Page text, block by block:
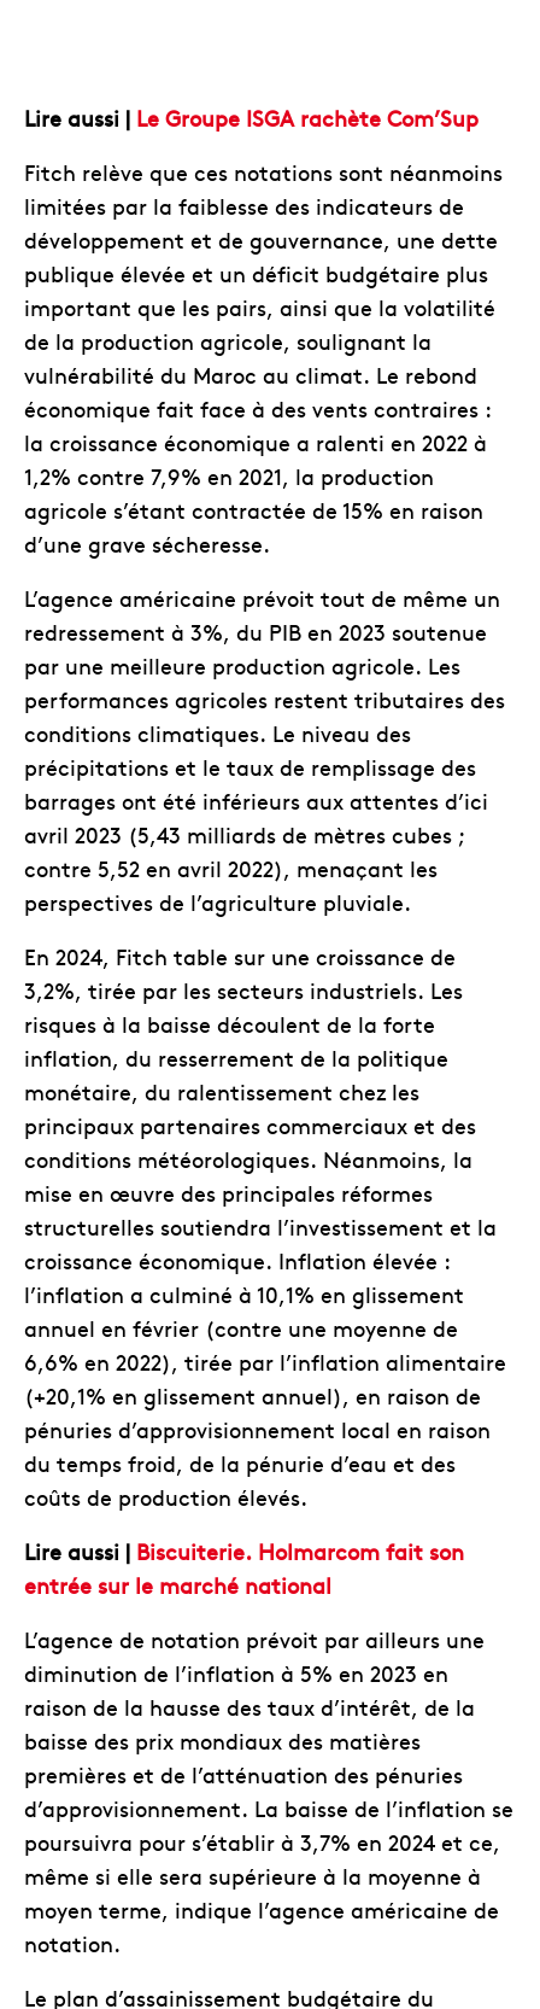
Lire aussi | Le Groupe ISGA rachète Com’Sup
Fitch relève que ces notations sont néanmoins
limitées par la faiblesse des indicateurs de
développement et de gouvernance, une dette
publique élevée et un déficit budgétaire plus
important que les pairs, ainsi que la volatilité
de la production agricole, soulignant la
vulnérabilité du Maroc au climat. Le rebond
économique fait face à des vents contraires :
la croissance économique a ralenti en 2022 à
1,2% contre 7,9% en 2021, la production
agricole s’étant contractée de 15% en raison
d’une grave sécheresse.
L’agence américaine prévoit tout de même un
redressement à 3%, du PIB en 2023 soutenue
par une meilleure production agricole. Les
performances agricoles restent tributaires des
conditions climatiques. Le niveau des
précipitations et le taux de remplissage des
barrages ont été inférieurs aux attentes d’ici
avril 2023 (5,43 milliards de mètres cubes ;
contre 5,52 en avril 2022), menaçant les
perspectives de l’agriculture pluviale.
En 2024, Fitch table sur une croissance de
3,2%, tirée par les secteurs industriels. Les
risques à la baisse découlent de la forte
inflation, du resserrement de la politique
monétaire, du ralentissement chez les
principaux partenaires commerciaux et des
conditions météorologiques. Néanmoins, la
mise en œuvre des principales réformes
structurelles soutiendra l’investissement et la
croissance économique. Inflation élevée :
l’inflation a culminé à 10,1% en glissement
annuel en février (contre une moyenne de
6,6% en 2022), tirée par l’inflation alimentaire
(+20,1% en glissement annuel), en raison de
pénuries d’approvisionnement local en raison
du temps froid, de la pénurie d’eau et des
coûts de production élevés.
Lire aussi | Biscuiterie. Holmarcom fait son
entrée sur le marché national
L’agence de notation prévoit par ailleurs une
diminution de l’inflation à 5% en 2023 en
raison de la hausse des taux d’intérêt, de la
baisse des prix mondiaux des matières
premières et de l’atténuation des pénuries
d’approvisionnement. La baisse de l’inflation se
poursuivra pour s’établir à 3,7% en 2024 et ce,
même si elle sera supérieure à la moyenne à
moyen terme, indique l’agence américaine de
notation.
Le plan d’assainissement budgétaire du